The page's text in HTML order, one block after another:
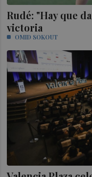
Rudé: "Hay que
victoria
OMID SOKOUT